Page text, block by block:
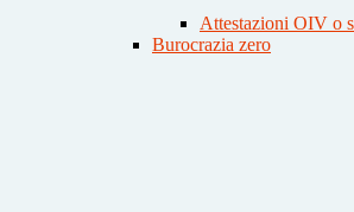
Attestazioni OIV o
Burocrazia zero